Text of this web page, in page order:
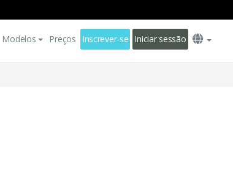
Modelos Preços Inscrever-se Iniciar sessão